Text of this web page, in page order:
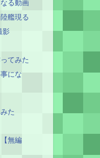
る動画
艦現る
影
てみた
にな
た
無編